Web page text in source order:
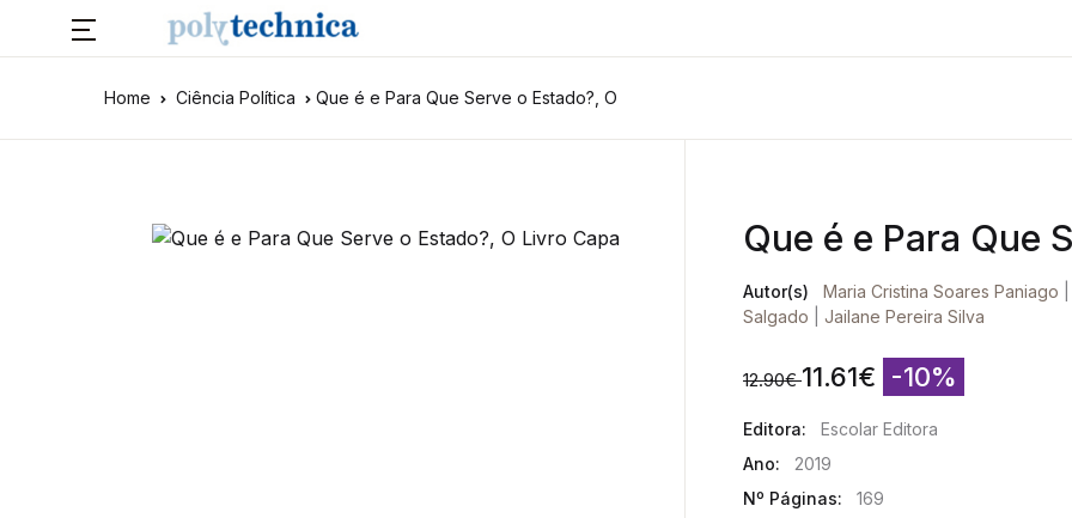
Home Ciência Política Que é e Para Que Serve o Estado?, O
Que é e Para Que
Autor(s) Maria Cristina Soares Paniago
Salgado
Jailane Pereira Silva
12.90€ 11.61€ -10%
Editora:
Escolar Editora
Ano:
2019
Nº Páginas:
169